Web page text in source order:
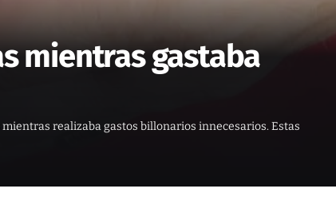
mientras gastaba
realizaba gastos billonarios innecesarios. Estas